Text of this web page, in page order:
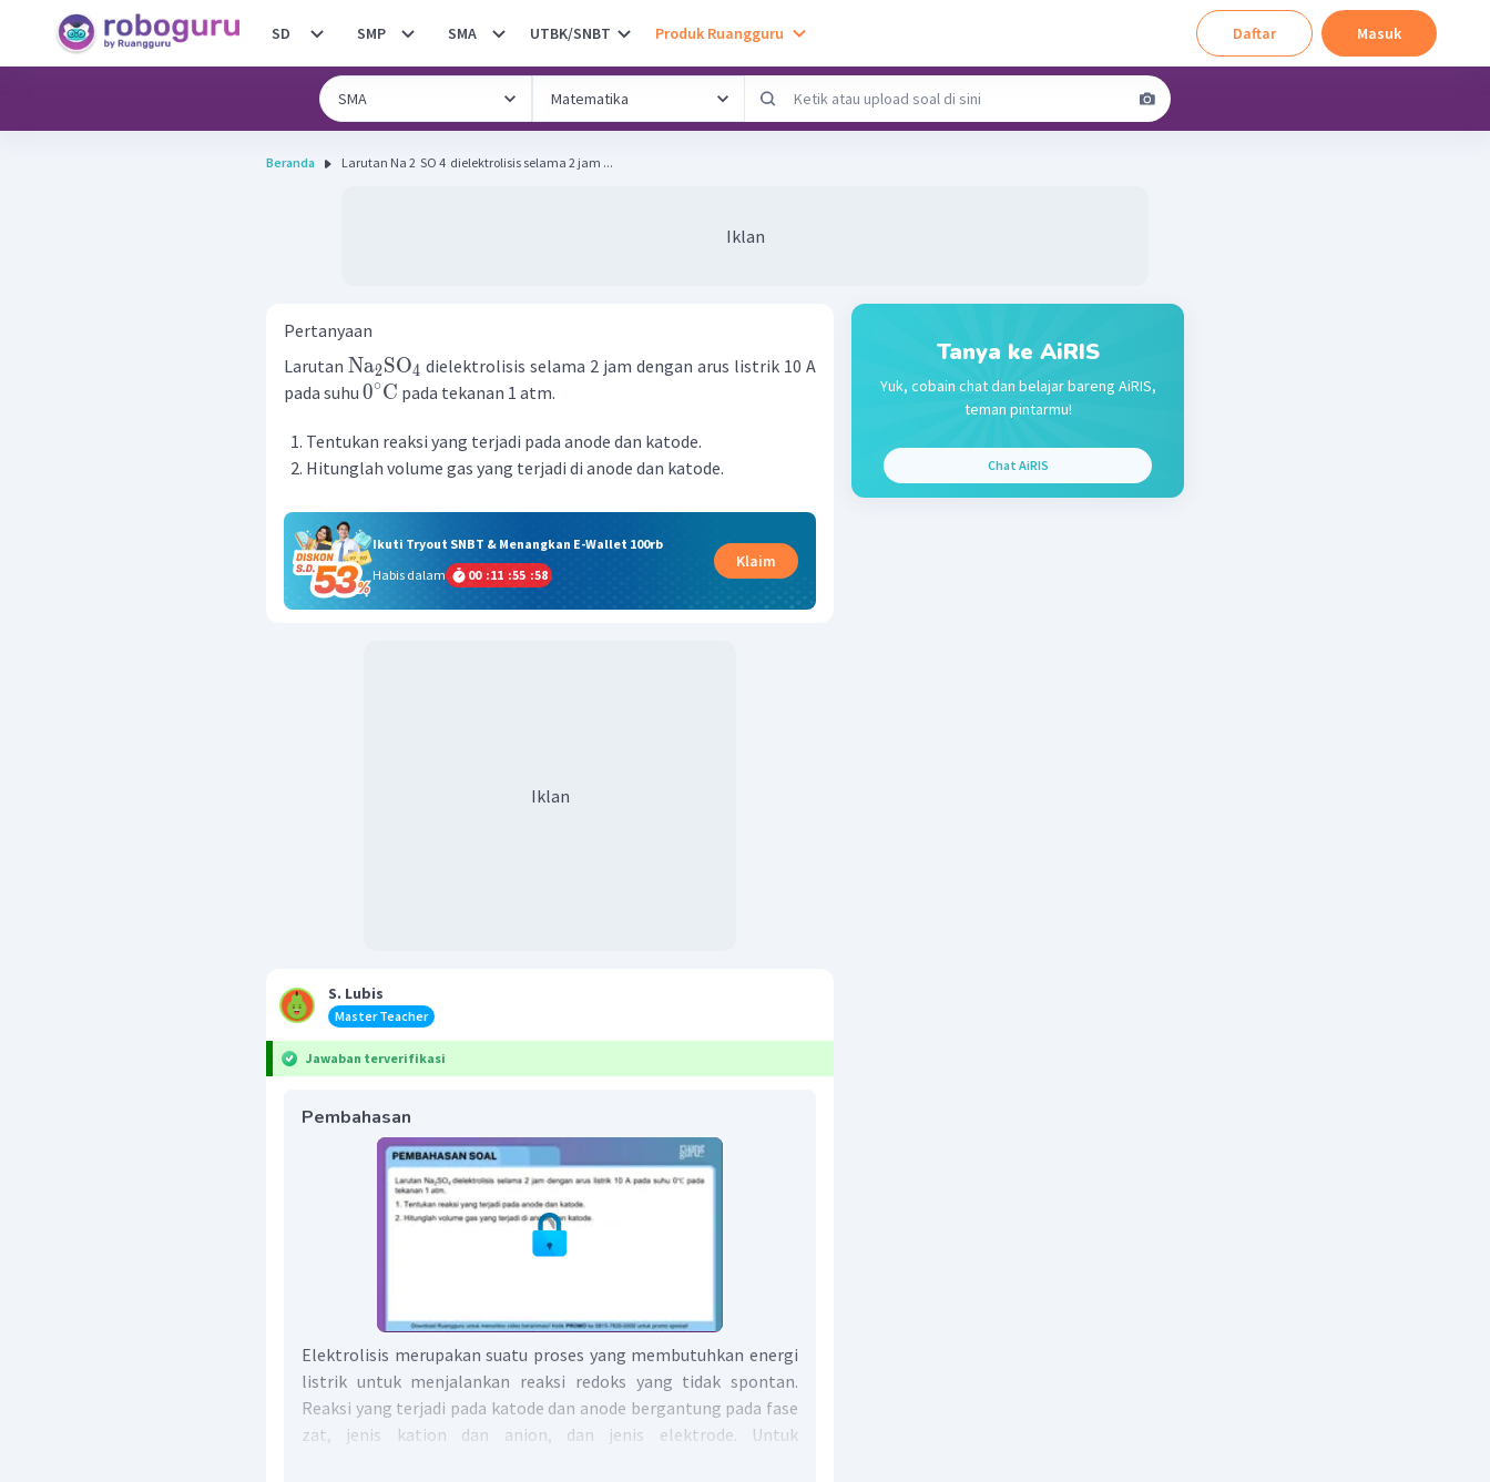
SD SMP SMA UTBK/SNBT Produk Ruangguru Daftar Masuk
Beranda Larutan Na 2 ​ SO 4 ​ dielektrolisis selama 2 jam ...
Iklan
Pertanyaan
Larutan Na2SO4 dielektrolisis selama 2 jam dengan arus listrik 10 A
pada suhu 0∘C pada tekanan 1 atm.
Tentukan reaksi yang terjadi pada anode dan katode.
Hitunglah volume gas yang terjadi di anode dan katode.
Ikuti Tryout SNBT & Menangkan E-Wallet 100rb
Habis dalam
00 :11 :55 :57
Klaim
Iklan
S. Lubis
Master Teacher
Jawaban terverifikasi
Pembahasan
Elektrolisis merupakan suatu proses yang membutuhkan energi
listrik untuk menjalankan reaksi redoks yang tidak spontan.
Reaksi yang terjadi pada katode dan anode bergantung pada fase
zat, jenis kation dan anion, dan jenis elektrode. Untuk
Tanya ke AiRIS
Yuk, cobain chat dan belajar bareng AiRIS,
teman pintarmu!
Chat AiRIS